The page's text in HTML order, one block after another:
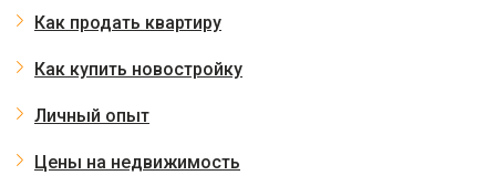
Как продать квартиру
Как купить новостройку
Личный опыт
Цены на недвижимость